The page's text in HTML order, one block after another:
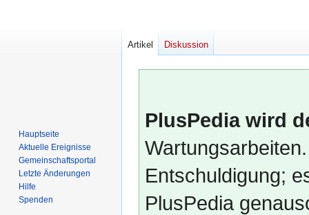
PlusPedia wird
Entschuldigung;
PlusPedia
Artikel Diskussion
Hauptseite
Aktuelle Ereignisse
Gemeinschafts­portal
Letzte Änderungen
Hilfe
Spenden